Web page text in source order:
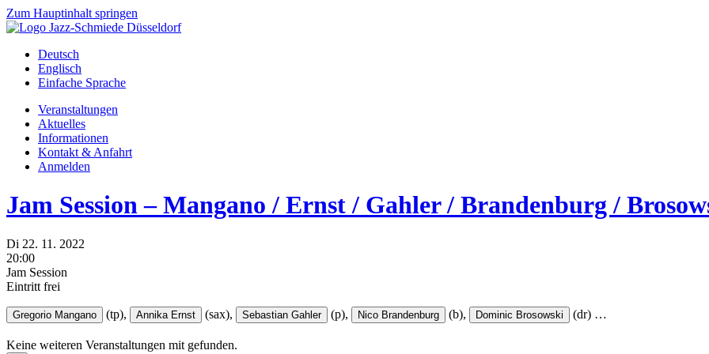
Zum Hauptinhalt springen
Deutsch
Englisch
Einfache Sprache
Veranstaltungen
Aktuelles
Informationen
Kontakt & Anfahrt
Anmelden
Jam Session – Mangano / Ernst / Gahler / Brandenburg /
Di 22. 11. 2022
20:00
Jam Session
Eintritt frei
Gregorio Mangano (tp), Annika Ernst (sax), Sebastian Gahler (p), Nico Brandenburg (b), Dominic Brosowski (dr) …
Keine weiteren Veranstaltungen mit gefunden.